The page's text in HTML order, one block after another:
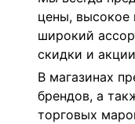
цены, высокое
широкий
скидки и
В магазинах
брендов, а
торговых